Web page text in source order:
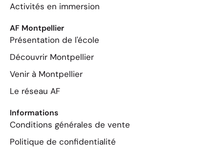
Activités en immersion
AF Montpellier
Présentation de l'école
Découvrir Montpellier
Venir à Montpellier
Le réseau AF
Informations
Conditions générales de vente
Politique de confidentialité